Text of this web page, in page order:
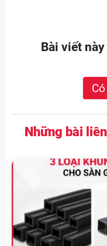
Bài viết
Có
Những bài